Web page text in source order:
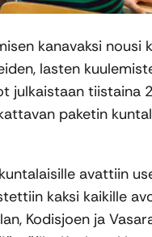
kanavaksi nousi
lasten
julkaistaan tiistaina
paketin
avattiin
kaksi kaikille
Kodisjoen ja